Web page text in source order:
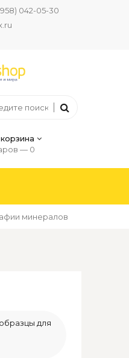
042-05-30
— 0
минералов
для